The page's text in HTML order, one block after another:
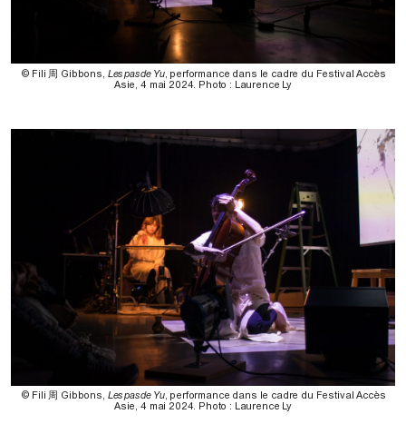
© Fili 周 Gibbons, Les pas de Yu, performance dans le cadre du Festival Accès
Asie, 4 mai 2024. Photo : Laurence Ly
© Fili 周 Gibbons, Les pas de Yu, performance dans le cadre du Festival Accès
Asie, 4 mai 2024. Photo : Laurence Ly